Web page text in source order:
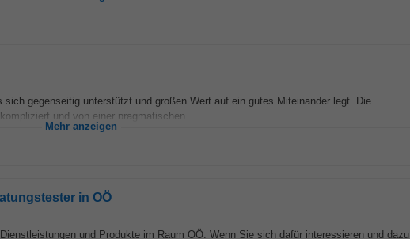
sich gegenseitig unterstützt und großen Wert auf ein gutes Miteinander legt. Die
und von einer pragmatischen...
Mehr anzeigen
in OÖ
und Produkte im Raum OÖ. Wenn Sie sich dafür interessieren und dazu